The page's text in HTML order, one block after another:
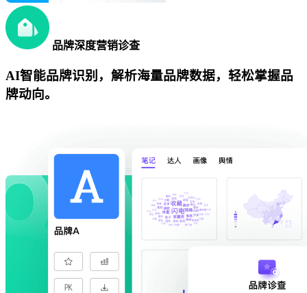
品牌深度营销诊查
AI智能品牌识别，解析海量品牌数据，轻松掌握品
牌动向。